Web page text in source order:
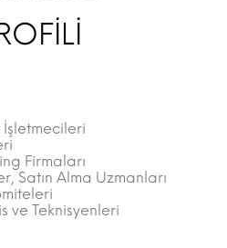
Firmaları
Satın Alma Uzmanları
ve Teknisyenleri